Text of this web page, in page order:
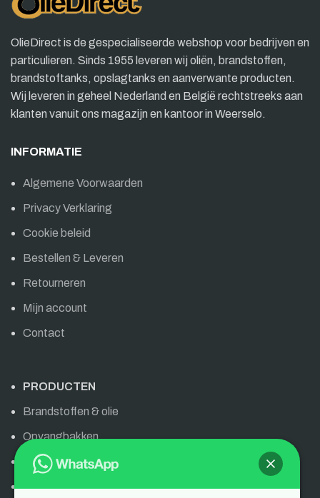
OlieDirect is de gespecialiseerde webshop voor bedrijven en
particulieren. Sinds 1955 leveren wij oliën, brandstoffen,
brandstoftanks, opslagtanks en aanverwante producten.
Wij leveren in geheel Nederland en België rechtstreeks aan
klanten vanuit ons magazijn en kantoor in Weerselo.
INFORMATIE
Algemene Voorwaarden
Privacy Verklaring
Cookie beleid
Bestellen & Leveren
Retourneren
Mijn account
Contact
PRODUCTEN
Brandstoffen & olie
Opvangbakken
Olie & brandstoffen
AdBlue